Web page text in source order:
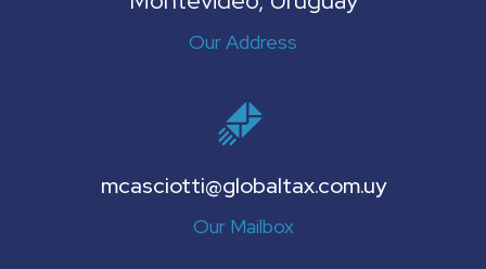
Our Address
mcasciotti@globaltax.com.uy
Our Mailbox